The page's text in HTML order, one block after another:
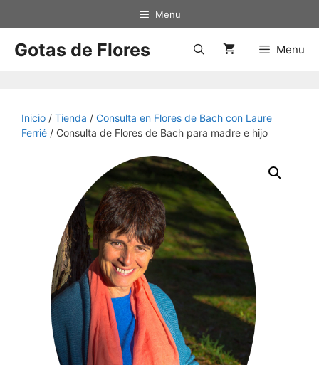
Menu
Gotas de Flores Menu
Inicio / Tienda / Consulta en Flores de Bach con Laure
Ferrié / Consulta de Flores de Bach para madre e hijo